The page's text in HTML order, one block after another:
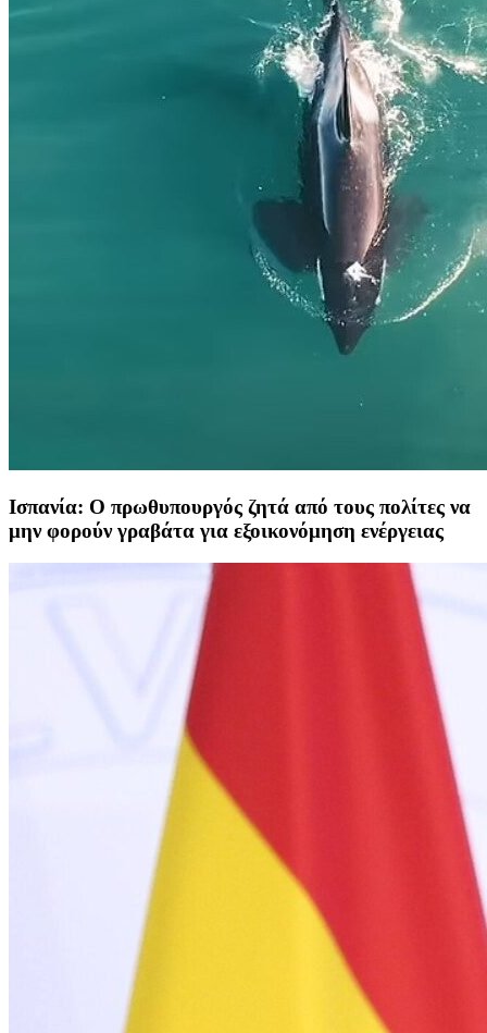
Ισπανία: Ο πρωθυπουργός ζητά από τους πολίτες να
μην φορούν γραβάτα για εξοικονόμηση ενέργειας